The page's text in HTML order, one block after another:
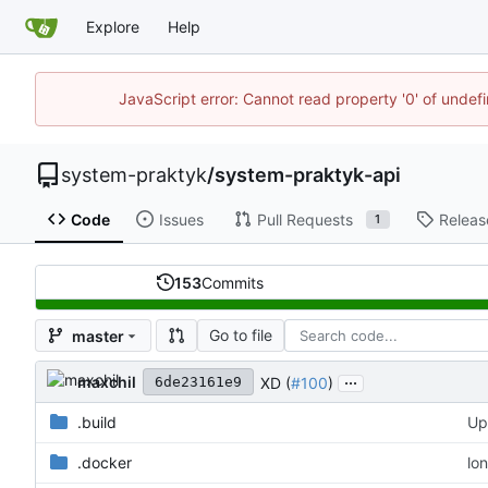
Explore Help
JavaScript error: Cannot read property '0' of
system-praktyk/system-praktyk-api
Code Issues Pull Requests 1
153Commits
master Go to file
maxchil 6de23161e9 XD (#100) ...
.build
.docker